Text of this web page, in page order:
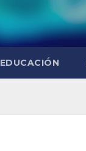
EDUCACIÓN